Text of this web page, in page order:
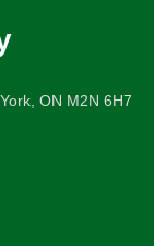
ON M2N 6H7